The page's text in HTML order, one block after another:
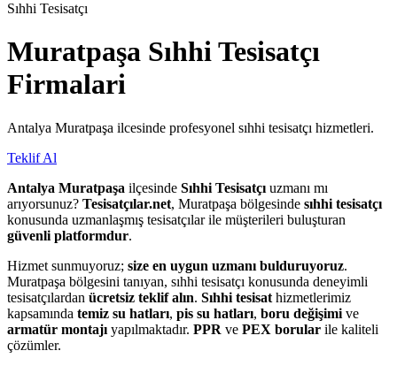
Sıhhi Tesisatçı
Muratpaşa Sıhhi Tesisatçı
Firmalari
Antalya Muratpaşa ilcesinde profesyonel sıhhi tesisatçı hizmetleri.
Teklif Al
Antalya Muratpaşa ilçesinde Sıhhi Tesisatçı uzmanı mı
arıyorsunuz? Tesisatçılar.net, Muratpaşa bölgesinde sıhhi tesisatçı
konusunda uzmanlaşmış tesisatçılar ile müşterileri buluşturan
güvenli platformdur.
Hizmet sunmuyoruz; size en uygun uzmanı bulduruyoruz.
Muratpaşa bölgesini tanıyan, sıhhi tesisatçı konusunda deneyimli
tesisatçılardan ücretsiz teklif alın. Sıhhi tesisat hizmetlerimiz
kapsamında temiz su hatları, pis su hatları, boru değişimi ve
armatür montajı yapılmaktadır. PPR ve PEX borular ile kaliteli
çözümler.